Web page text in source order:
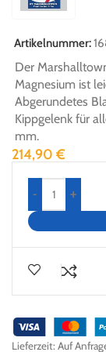
Artikelnummer:
Der
Magnesium ist
Abgerundetes
Kippgelenk für
mm.
214,90€
-
+
Lieferzeit: Auf